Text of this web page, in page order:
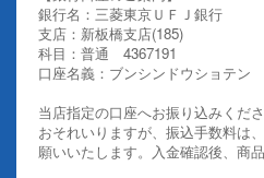
銀行名：三菱東京ＵＦＪ銀行
支店：新板橋支店(185)
科目：普通 4367191
口座名義：ブンシンドウショテン
当店指定の口座へお振り込みくださ
おそれいりますが、振込手数料は
願いいたします。入金確認後、商